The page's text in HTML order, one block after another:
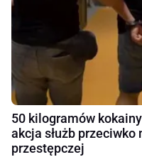
50 kilogramów
akcja służb
przestępczej